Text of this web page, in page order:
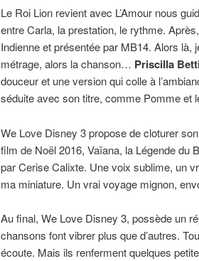
Le Roi Lion revient avec L’Amour nous
entre Carla, la prestation, le rythme.
Indienne et présentée par MB14. Alors
métrage, alors la chanson… Priscilla
douceur et une version qui colle à
séduite avec son titre, comme Pomme et
We Love Disney 3 propose de cloturer
film de Noël 2016, Vaïana, la Légende du
par Cerise Calixte. Une voix sublime, un
ma miniature. Un vrai voyage mignon,
Au final, We Love Disney 3, possède un
chansons font vibrer plus que d’autres.
écoute. Mais ils renferment quelques